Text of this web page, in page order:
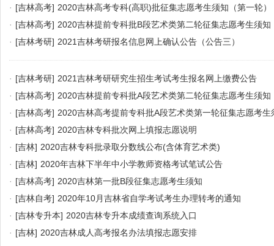
· [吉林高考] 2020吉林高考专科(高职)批征集志愿考生须知（第一轮）
· [吉林高考] 2020吉林提前专科批B段艺术类第二轮征集志愿考生须知
· [吉林考研] 2021吉林考研报名信息网上确认公告（公告三）
· [吉林考研] 2021吉林考研研究生招生考试考生报名网上缴费公告
· [吉林高考] 2020吉林提前专科批A段艺术类第二轮征集志愿考生须知
· [吉林高考] 2020吉林高考提前专科批A段艺术类第一轮征集志愿考生
· [吉林高考] 2020吉林专科批次网上填报志愿说明
· [吉林] 2020吉林专科批录取分数线公布(含体育艺术类)
· [吉林] 2020年吉林下半年中小学教师资格考试笔试公告
· [吉林高考] 2020吉林第一批B段征集志愿考生须知
· [吉林自考] 2020年10月吉林省自学考试考生办理转考的通知
· [吉林专升本] 2020吉林专升本成绩查询系统入口
· [吉林] 2020吉林成人高考报名办法填报志愿安排